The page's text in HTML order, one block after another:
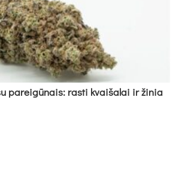
pa­rei­gū­nais: ras­ti kvai­ša­lai ir ži­nia